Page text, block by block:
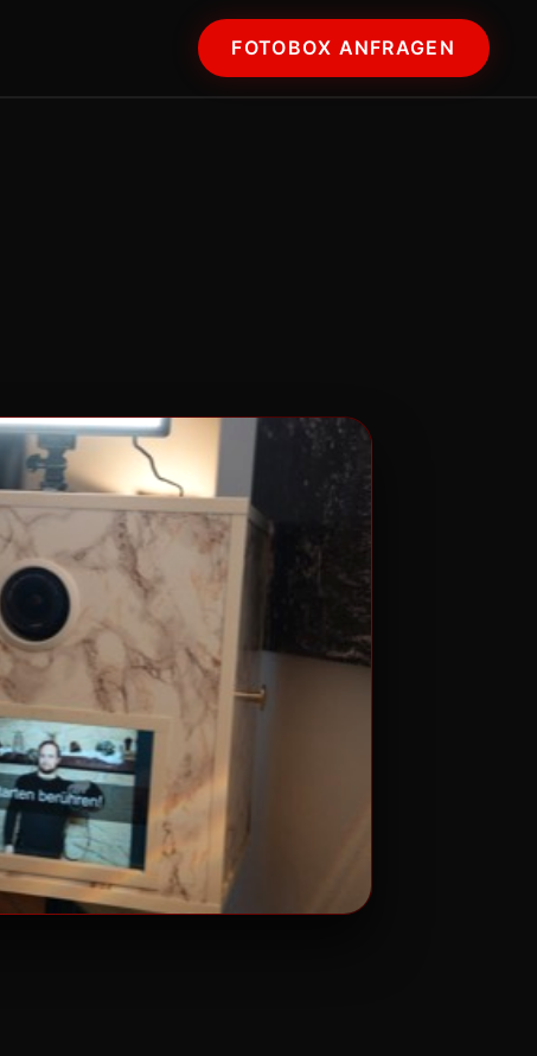
FOTOBOX ANFRAGEN